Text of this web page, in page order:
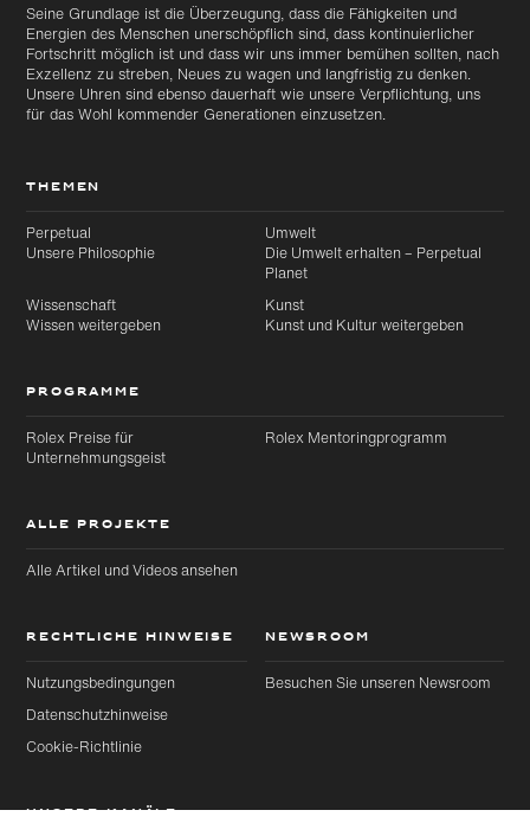
Seine Grundlage ist die Überzeugung, dass die Fähigkeiten und
Energien des Menschen unerschöpflich sind, dass kontinuierlicher
Fortschritt möglich ist und dass wir uns immer bemühen sollten, nach
Exzellenz zu streben, Neues zu wagen und langfristig zu denken.
Unsere Uhren sind ebenso dauerhaft wie unsere Verpflichtung, uns
für das Wohl kommender Generationen einzusetzen.
THEMEN
Perpetual
Unsere Philosophie
Umwelt
Die Umwelt erhalten – Perpetual
Planet
Wissenschaft
Wissen weitergeben
Kunst
Kunst und Kultur weitergeben
PROGRAMME
Rolex Preise für
Unternehmungsgeist
Rolex Mentoringprogramm
ALLE PROJEKTE
Alle Artikel und Videos ansehen
RECHTLICHE HINWEISE
Nutzungsbedingungen
Datenschutzhinweise
Cookie-Richtlinie
NEWSROOM
Besuchen Sie unseren Newsroom
UNSERE KANÄLE